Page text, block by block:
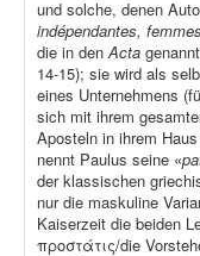
und solche, denen
indépendantes,
die in denActa
14-15); sie wird als
eines Unternehmens
sich mit ihrem
Aposteln in ihrem
nennt Paulus seine «
der klassischen
nur die maskuline
Kaiserzeit die beiden
προστάτις/die